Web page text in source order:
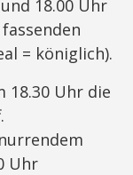
18.00 Uhr
= königlich).
18.30 Uhr die
Uhr